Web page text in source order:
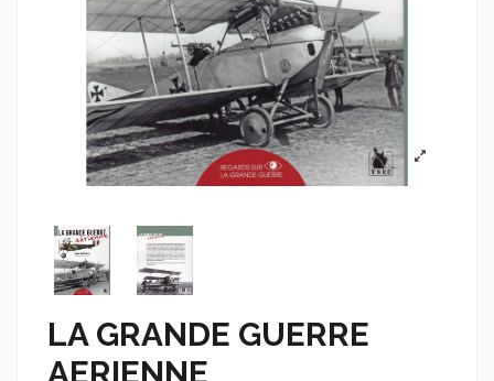
LA GRANDE GUERRE
AERIENNE